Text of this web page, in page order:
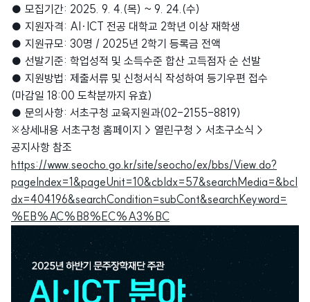
● 모집기간: 2025. 9. 4.(목) ~ 9. 24.(수)
● 지원자격: AI·ICT 전공 대학교 2학년 이상 재학생
● 지원규모: 30명 / 2025년 2학기 등록금 전액
● 선발기준: 학업성적 및 소득수준 합산 고득점자 순 선발
● 지원방법: 제출서류 및 신청서식 작성하여 등기우편 접수
(마감일 18:00 도착분까지 유효)
● 문의사항: 서초구청 교육지원과(02-2155-8819)
※상세내용 서초구청 홈페이지 > 열린구청 > 서초구소식 >
공지사항 참조
https://www.seocho.go.kr/site/seocho/ex/bbs/View.do?
pageIndex=1&pageUnit=10&cbIdx=57&searchMedia=&bcI
dx=404196&searchCondition=subCont&searchKeyword=
%EB%AC%B8%EC%A3%BC